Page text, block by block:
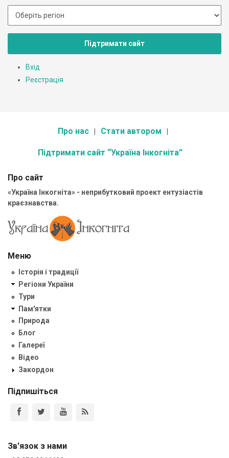
Підтримати сайт
Вхід
Реєстрація
Про нас Стати автором
Підтримати сайт “Україна Інкогніта”
Про сайт
«Україна Інкогніта» - неприбутковий проект ентузіастів
краєзнавства.
Меню
Історія і традиції
Регіони України
Тури
Пам'ятки
Природа
Блог
Галереї
Відео
Закордон
Підпишіться
Зв'язок з нами